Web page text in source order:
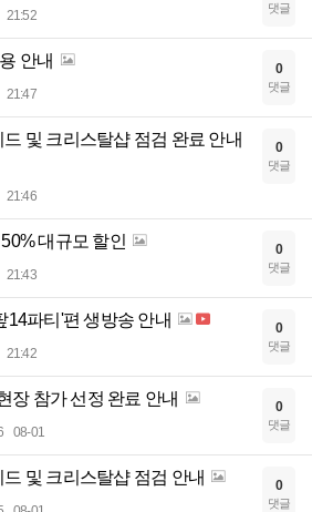
21:52 댓글
안내
21:47
0
댓글
및 크리스탈샵 점검 완료 안내
21:46
0
댓글
대규모 할인
21:43
0
댓글
14파티'편 생방송 안내
21:42
0
댓글
장 참가 선정 완료 안내
08-01
0
댓글
및 크리스탈샵 점검 안내 0
댓글